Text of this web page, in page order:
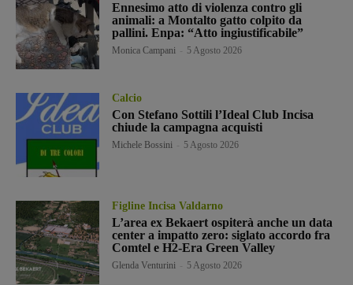
Ennesimo atto di violenza contro gli
animali: a Montalto gatto colpito da
pallini. Enpa: “Atto ingiustificabile”
Monica Campani 5 Agosto 2026
Calcio
Con Stefano Sottili l’Ideal Club Incisa
chiude la campagna acquisti
Michele Bossini 5 Agosto 2026
Figline Incisa Valdarno
L’area ex Bekaert ospiterà anche un data
center a impatto zero: siglato accordo fra
Comtel e H2-Era Green Valley
Glenda Venturini 5 Agosto 2026